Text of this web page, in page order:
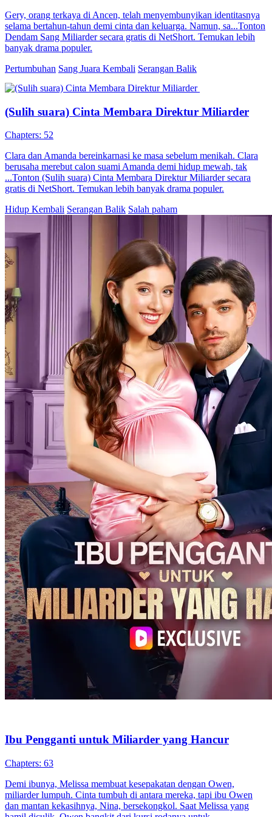
Gery, orang terkaya di Ancen, telah menyembunyikan identitasnya
selama bertahun-tahun demi cinta dan keluarga. Namun, sa...Tonton
Dendam Sang Miliarder secara gratis di NetShort. Temukan lebih
banyak drama populer.
Pertumbuhan Sang Juara Kembali Serangan Balik
(Sulih suara) Cinta Membara Direktur Miliarder
Chapters: 52
Clara dan Amanda bereinkarnasi ke masa sebelum menikah. Clara
berusaha merebut calon suami Amanda demi hidup mewah, tak
...Tonton (Sulih suara) Cinta Membara Direktur Miliarder secara
gratis di NetShort. Temukan lebih banyak drama populer.
Hidup Kembali Serangan Balik Salah paham
Ibu Pengganti untuk Miliarder yang Hancur
Chapters: 63
Demi ibunya, Melissa membuat kesepakatan dengan Owen,
miliarder lumpuh. Cinta tumbuh di antara mereka, tapi ibu Owen
dan mantan kekasihnya, Nina, bersekongkol. Saat Melissa yang